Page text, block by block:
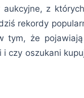
z
rekordy
tym, że
czy oszukani